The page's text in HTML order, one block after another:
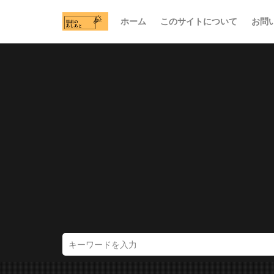
ホーム このサイトについて お問